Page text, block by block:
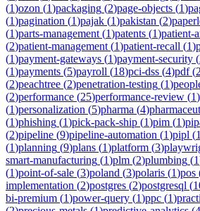
(1)ozon (1)packaging (2)page-objects (1)
(1)pagination (1)pajak (1)pakistan (2)
(1)parts-management (1)patents (1)patient-
(2)patient-management (1)patient-recall (1)
(1)payment-gateways (1)payment-security (
(1)payments (5)payroll (18)pci-dss (4)pdf(2
(2)peachtree (2)penetration-testing (1)
(2)performance (25)performance-review (1)
(1)personalization (5)pharma (4)
(1)phishing (1)pick-pack-ship (1)pim (1)
(2)pipeline (9)pipeline-automation (1)pipl (1
(1)planning (9)plans (1)platform (3)
smart-manufacturing (1)plm (2)plumbing (1
(1)point-of-sale (3)poland (3)polaris (1)pos
implementation (2)postgres (2)postgresql (
bi-premium (1)power-query (1)ppc (1)